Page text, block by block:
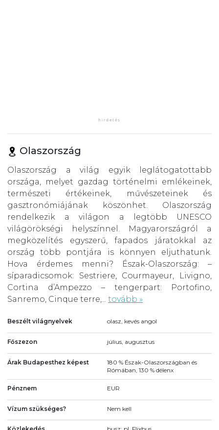
Olaszország
Olaszország a világ egyik leglátogatottabb
országa, melyet gazdag történelmi emlékeinek,
természeti értékeinek, művészeteinek és
gasztronómiájának köszönhet. Olaszország
rendelkezik a világon a legtöbb UNESCO
világörökségi helyszínnel. Magyarországról a
megközelítés egyszerű, fapados járatokkal az
ország több pontjára is könnyen eljuthatunk.
Hova érdemes menni? Észak-Olaszország: –
síparadicsomok: Sestriere, Courmayeur, Livigno,
Cortina d’Ampezzo – tengerpart: Portofino,
Sanremo, Cinque terre,... tovább »
Beszélt világnyelvek olasz, kevés angol
Főszezon július, augusztus
Árak Budapesthez képest
180 % Észak-Olaszországban és
Rómában, 130 % délenx
Pénznem EUR
Vízum szükséges? Nem kell